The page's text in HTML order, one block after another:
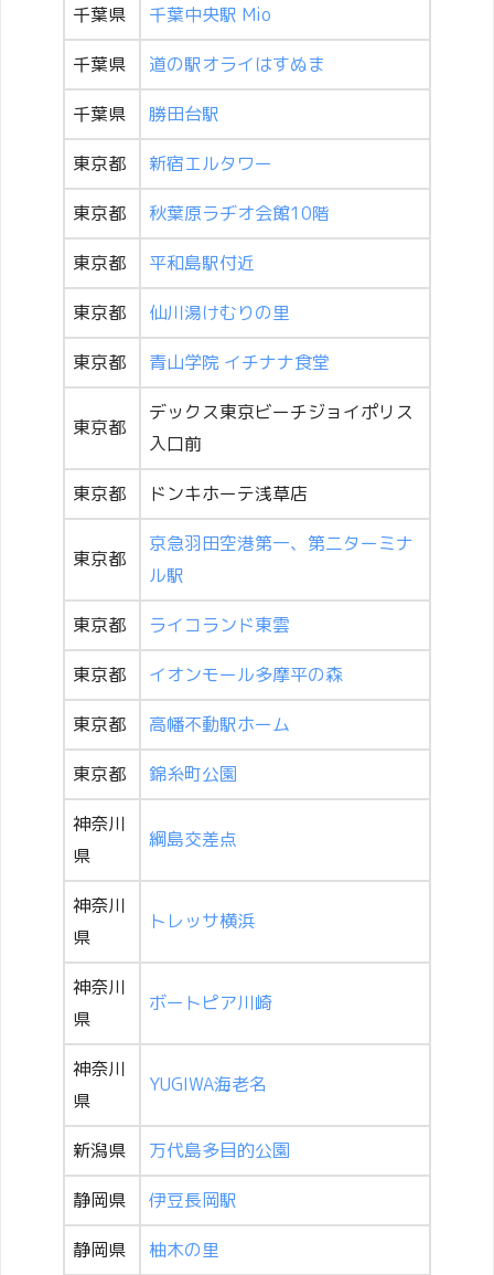
千葉県 千葉中央駅 Mio
千葉県 道の駅オライはすぬま
千葉県 勝田台駅
東京都 新宿エルタワー
東京都 秋葉原ラヂオ会館10階
東京都 平和島駅付近
東京都 仙川湯けむりの里
東京都 青山学院 イチナナ食堂
東京都
デックス東京ビーチジョイポリス
入口前
東京都 ドンキホーテ浅草店
東京都
京急羽田空港第一、第二ターミナ
ル駅
東京都 ライコランド東雲
東京都 イオンモール多摩平の森
東京都 高幡不動駅ホーム
東京都 錦糸町公園
神奈川
県
綱島交差点
神奈川
県
トレッサ横浜
神奈川
県
ボートピア川崎
神奈川
県
YUGIWA海老名
新潟県 万代島多目的公園
静岡県 伊豆長岡駅
静岡県 柚木の里